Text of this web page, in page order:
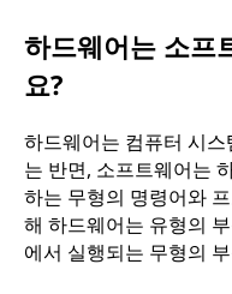
하드웨어는 소프
요?
하드웨어는 컴퓨터 시
는 반면, 소프트웨어는
하는 무형의 명령어와
해 하드웨어는 유형의
에서 실행되는 무형의